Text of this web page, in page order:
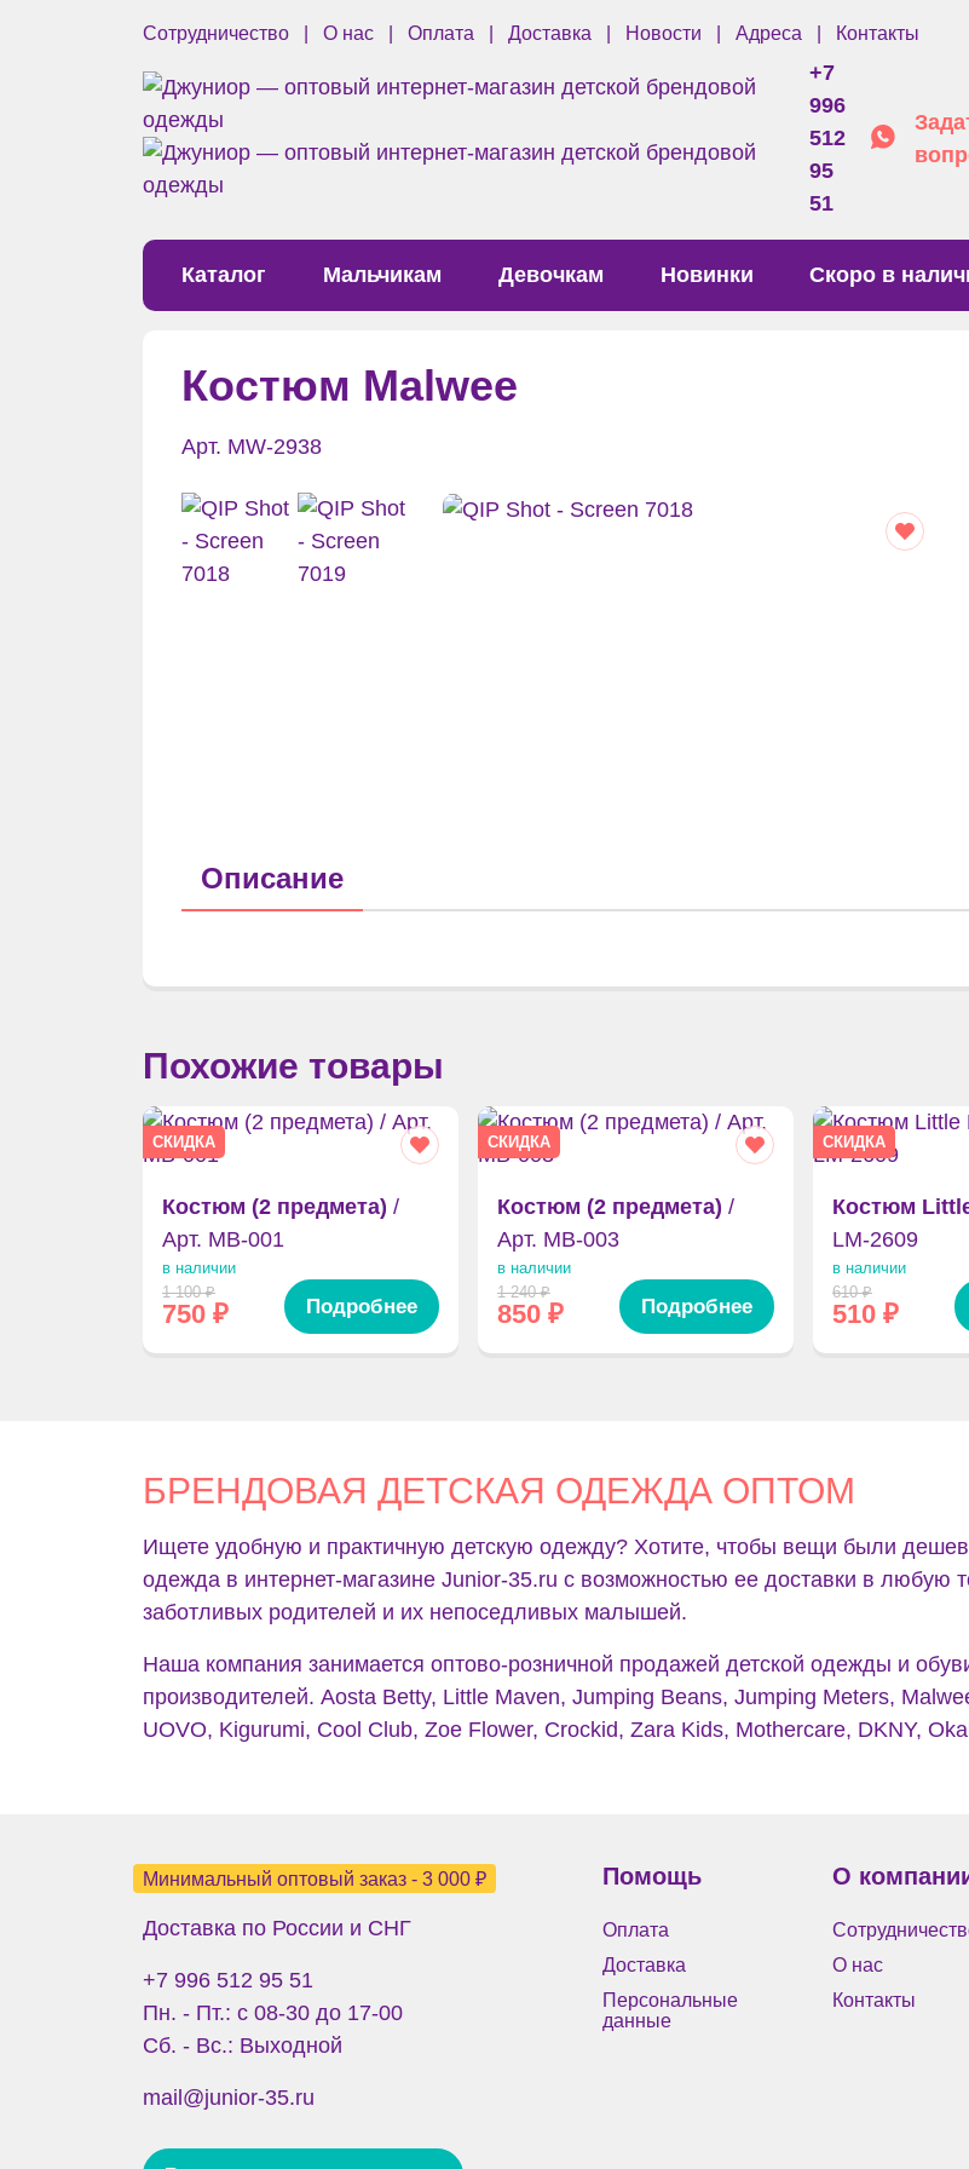
Сотрудничество О нас Оплата Доставка Новости Адреса Контакты
+7
996
512
95
51
Каталог Мальчикам Девочкам Новинки Скоро в
Костюм Malwee
Арт. MW-2938
Описание
Похожие товары
СКИДКА
Костюм (2 предмета) /
Арт. MB-001
в наличии
1 100₽
750 ₽ Подробнее
СКИДКА
Костюм (2 предмета) /
Арт. MB-003
в наличии
1 240₽
850 ₽ Подробнее
СКИДКА
Костюм
LM-2609
в наличии
610₽
510 ₽
БРЕНДОВАЯ ДЕТСКАЯ ОДЕЖДА ОПТОМ
Ищете удобную и практичную детскую одежду? Хотите, чтобы вещи были
одежда в интернет-магазине Junior-35.ru с возможностью ее доставки в любую
заботливых родителей и их непоседливых малышей.
Наша компания занимается оптово-розничной продажей детской одежды и
производителей. Aosta Betty, Little Maven, Jumping Beans, Jumping Meters,
UOVO, Kigurumi, Cool Club, Zoe Flower, Crockid, Zara Kids, Mothercare, DKNY,
Минимальный оптовый заказ - 3 000 ₽
Доставка по России и СНГ
+7 996 512 95 51
Пн. - Пт.: с 08-30 до 17-00
Сб. - Вс.: Выходной
mail@junior-35.ru
Помощь
Оплата
Доставка
Персональные
данные
О
О нас
Контакты